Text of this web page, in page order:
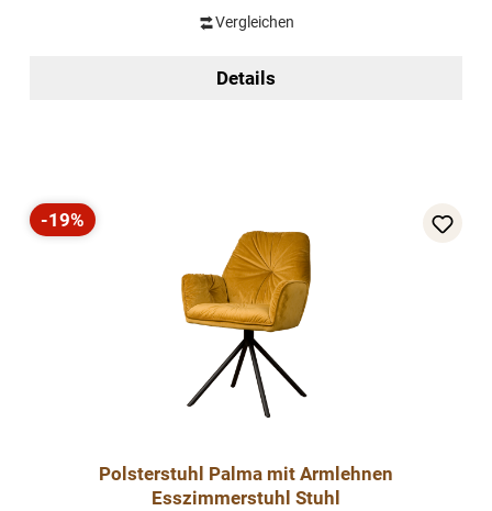
Vergleichen
Details
Rabatt
-19%
Polsterstuhl Palma mit Armlehnen
Esszimmerstuhl Stuhl